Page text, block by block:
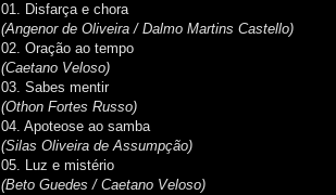
01. Disfarça e chora
(Angenor de Oliveira / Dalmo Martins Castello)
02. Oração ao tempo
(Caetano Veloso)
03. Sabes mentir
(Othon Fortes Russo)
04. Apoteose ao samba
(Silas Oliveira de Assumpção)
05. Luz e mistério
(Beto Guedes / Caetano Veloso)